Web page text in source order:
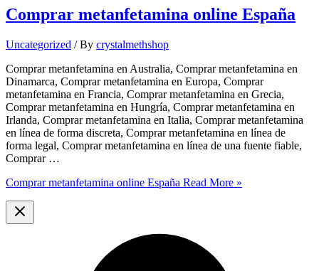
Comprar metanfetamina online España
Uncategorized / By crystalmethshop
Comprar metanfetamina en Australia, Comprar metanfetamina en
Dinamarca, Comprar metanfetamina en Europa, Comprar
metanfetamina en Francia, Comprar metanfetamina en Grecia,
Comprar metanfetamina en Hungría, Comprar metanfetamina en
Irlanda, Comprar metanfetamina en Italia, Comprar metanfetamina
en línea de forma discreta, Comprar metanfetamina en línea de
forma legal, Comprar metanfetamina en línea de una fuente fiable,
Comprar …
Comprar metanfetamina online España Read More »